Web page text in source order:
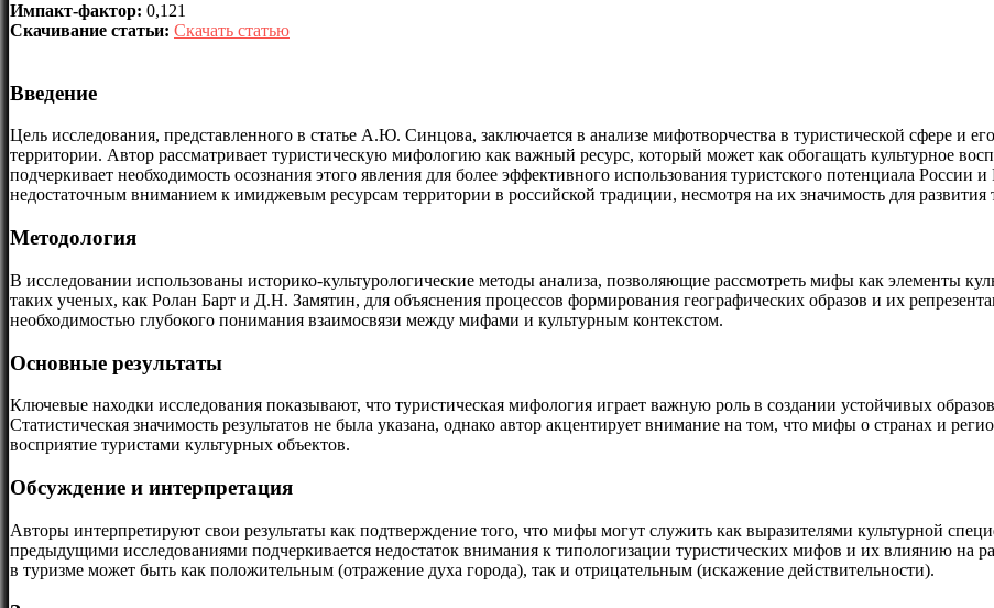
Импакт-фактор: 0,121
Скачивание статьи: Скачать статью
Введение
Цель исследования, представленного в статье А.Ю. Синцова, заключается в анализе мифотворчества в туристической сфере и
территории. Автор рассматривает туристическую мифологию как важный ресурс, который может как обогащать культурное
подчеркивает необходимость осознания этого явления для более эффективного использования туристского потенциала России
недостаточным вниманием к имиджевым ресурсам территории в российской традиции, несмотря на их значимость для развития
Методология
В исследовании использованы историко-культурологические методы анализа, позволяющие рассмотреть мифы как элементы
таких ученых, как Ролан Барт и Д.Н. Замятин, для объяснения процессов формирования географических образов и их
необходимостью глубокого понимания взаимосвязи между мифами и культурным контекстом.
Основные результаты
Ключевые находки исследования показывают, что туристическая мифология играет важную роль в создании устойчивых
Статистическая значимость результатов не была указана, однако автор акцентирует внимание на том, что мифы о странах и
восприятие туристами культурных объектов.
Обсуждение и интерпретация
Авторы интерпретируют свои результаты как подтверждение того, что мифы могут служить как выразителями культурной
предыдущими исследованиями подчеркивается недостаток внимания к типологизации туристических мифов и их влиянию на
в туризме может быть как положительным (отражение духа города), так и отрицательным (искажение действительности).